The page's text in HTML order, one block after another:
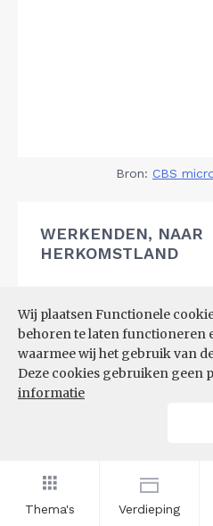
Thema's Verdieping
Wij plaatsen Functionele
behoren te laten functioneren
waarmee wij het gebruik van
Deze cookies gebruiken geen
informatie
Bron: CBS
WERKENDEN, NAAR
HERKOMSTLAND